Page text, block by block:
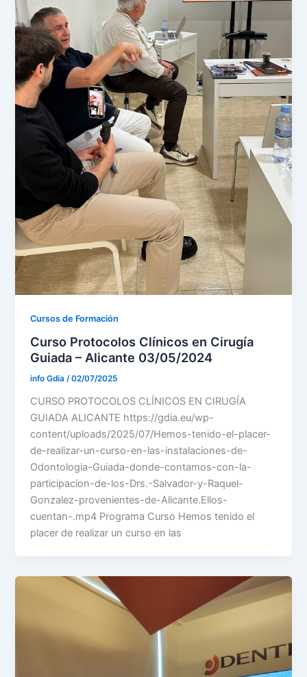
Cursos de Formación
Curso Protocolos Clínicos en Cirugía
Guiada – Alicante 03/05/2024
info Gdia/02/07/2025
CURSO PROTOCOLOS CLÍNICOS EN CIRUGÍA
GUIADA ALICANTE https://gdia.eu/wp-
content/uploads/2025/07/Hemos-tenido-el-placer-
de-realizar-un-curso-en-las-instalaciones-de-
Odontologia-Guiada-donde-contamos-con-la-
participacion-de-los-Drs.-Salvador-y-Raquel-
Gonzalez-provenientes-de-Alicante.Ellos-
cuentan-.mp4 Programa Curso Hemos tenido el
placer de realizar un curso en las